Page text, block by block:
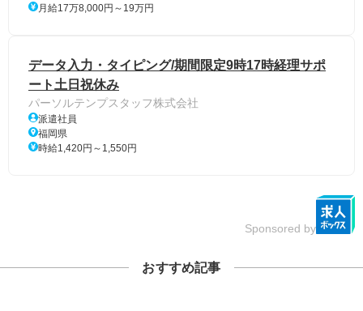
月給17万8,000円～19万円
データ入力・タイピング/期間限定9時17時経理サポ
ート土日祝休み
パーソルテンプスタッフ株式会社
派遣社員
福岡県
時給1,420円～1,550円
Sponsored by
おすすめ記事